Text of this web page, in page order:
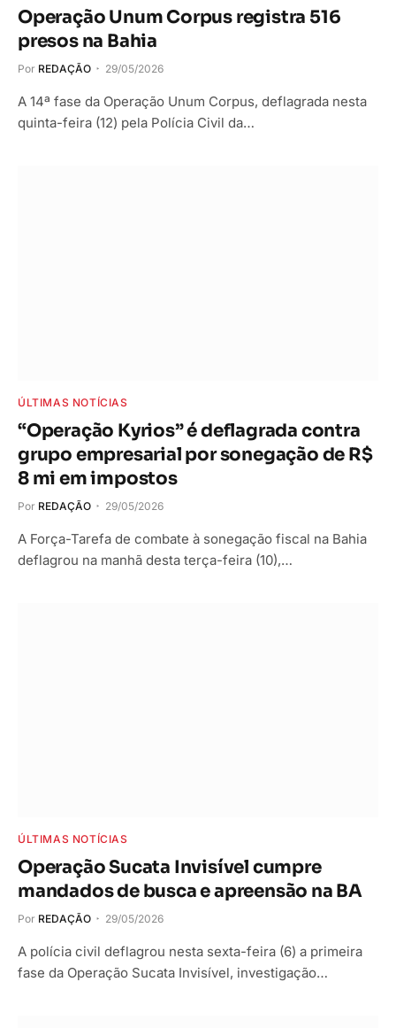
Operação Unum Corpus registra 516
presos na Bahia
Por REDAÇÃO 29/05/2026
A 14ª fase da Operação Unum Corpus, deflagrada nesta
quinta-feira (12) pela Polícia Civil da…
ÚLTIMAS NOTÍCIAS
“Operação Kyrios” é deflagrada contra
grupo empresarial por sonegação de R$
8 mi em impostos
Por REDAÇÃO 29/05/2026
A Força-Tarefa de combate à sonegação fiscal na Bahia
deflagrou na manhã desta terça-feira (10),…
ÚLTIMAS NOTÍCIAS
Operação Sucata Invisível cumpre
mandados de busca e apreensão na BA
Por REDAÇÃO 29/05/2026
A polícia civil deflagrou nesta sexta-feira (6) a primeira
fase da Operação Sucata Invisível, investigação…